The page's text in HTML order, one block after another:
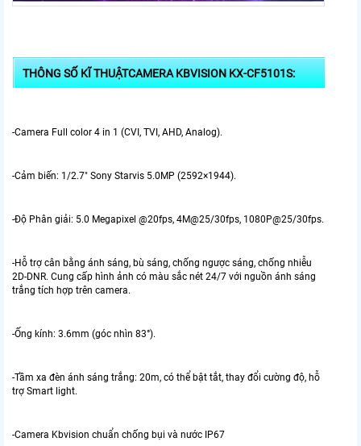
THÔNG SỐ KĨ THUẬTCAMERA KBVISION KX-CF5101S:
-Camera Full color 4 in 1 (CVI, TVI, AHD, Analog).
-Cảm biến: 1/2.7″ Sony Starvis 5.0MP (2592×1944).
-Độ Phân giải: 5.0 Megapixel @20fps, 4M@25/30fps, 1080P@25/30fps.
-Hỗ trợ cân bằng ánh sáng, bù sáng, chống ngược sáng, chống nhiễu
2D-DNR. Cung cấp hình ảnh có màu sắc nét 24/7 với nguồn ánh sáng
trắng tích hợp trên camera.
-Ống kính: 3.6mm (góc nhìn 83°).
-Tầm xa đèn ánh sáng trắng: 20m, có thể bật tắt, thay đổi cường độ, hỗ
trợ Smart light.
-Camera Kbvision chuẩn chống bụi và nước IP67